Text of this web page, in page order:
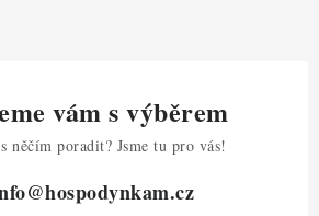
vám s výběrem
něčím poradit? Jsme tu pro vás!
@hospodynkam.cz